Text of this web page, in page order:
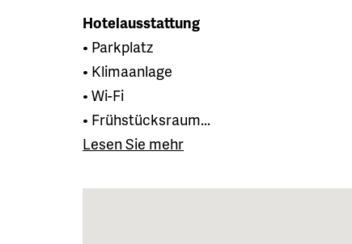
Hotelausstattung
• Parkplatz
• Klimaanlage
• Wi-Fi
• Frühstücksraum...
Lesen Sie mehr